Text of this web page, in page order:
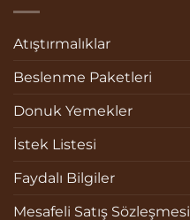
Atıştırmalıklar
Beslenme Paketleri
Donuk Yemekler
İstek Listesi
Faydalı Bilgiler
Mesafeli Satış Sözleşmesi